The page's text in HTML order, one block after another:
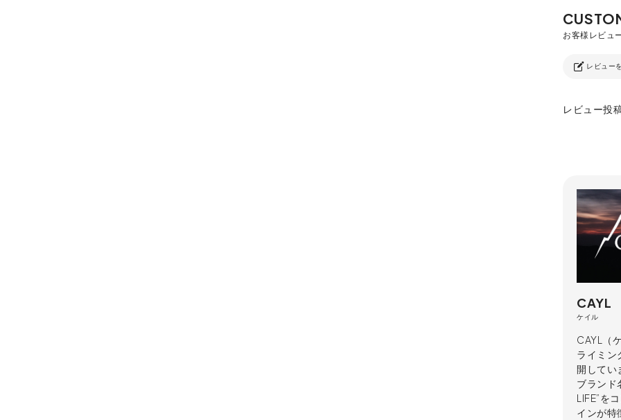
レビュー
レビュー投
CAYL
ケイル
CAYL（
ライミン
開してい
ブラン
LIFE”を
インが特